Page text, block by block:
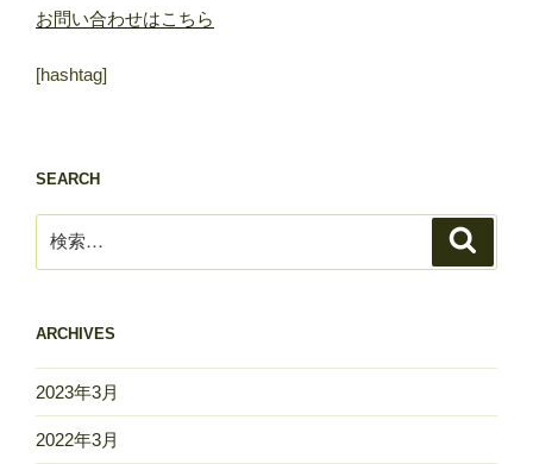
お問い合わせはこちら
[hashtag]
SEARCH
索:
ARCHIVES
2023年3月
2022年3月